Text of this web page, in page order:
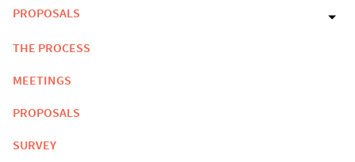
PROPOSALS
THE PROCESS
MEETINGS
PROPOSALS
SURVEY